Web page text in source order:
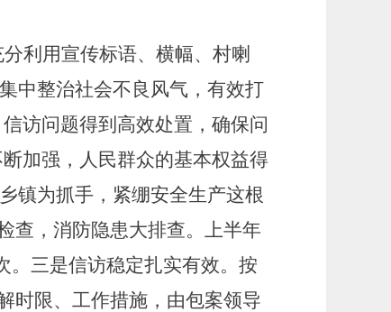
分利用宣传标语、横幅、村喇
中整治社会不良风气，有效打
访问题得到高效处置，确保问
加强，人民群众的基本权益得
镇为抓手，紧绷安全生产这根
查，消防隐患大排查。上半年
三是信访稳定扎实有效。 按
时限、工作措施，由包案领导